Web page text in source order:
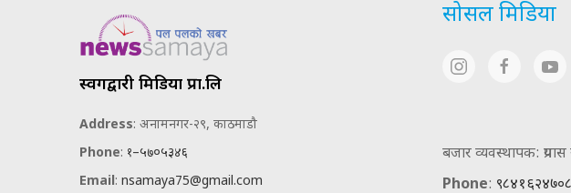
स्वर्गद्वारी मिडिया प्रा.लि
Address: अनामनगर-२९, काठमाडौ
Phone: १–५७०५३४६
Email: nsamaya75@gmail.com
सोसल मिडिया
बजार व्यवस्थापक: प्रयास
Phone: ९८४१६२४७०८